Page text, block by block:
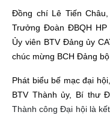
Đồng chí Lê Tiến
Trưởng Đoàn ĐBQH
Ủy viên BTV Đảng ủy
chúc mừng BCH Đảng
Phát biểu bế mạc đại
BTV Thành ủy, Bí thư
Thành công Đại hội là